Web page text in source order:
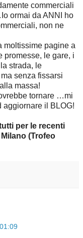
commerciali
ormai da ANNI ho
non ne
moltissime pagine a
promesse, le gare, i
strada, le
senza fissarsi
massa!
tornare …mi
aggiornare il BLOG!
per le recenti
(Trofeo